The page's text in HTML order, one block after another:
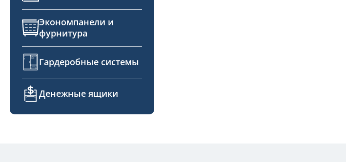
Экономпанели и
фурнитура
Гардеробные системы
Денежные ящики